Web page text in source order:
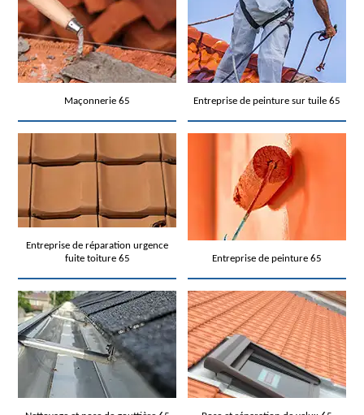
Maçonnerie 65 Entreprise de peinture sur tuile 65
Entreprise de réparation urgence
fuite toiture 65
Entreprise de peinture 65